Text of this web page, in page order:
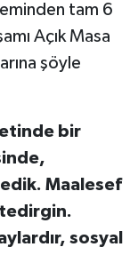
tam 6
Açık Masa
şöyle
bir
Maalesef
tedirgin.
sosyal